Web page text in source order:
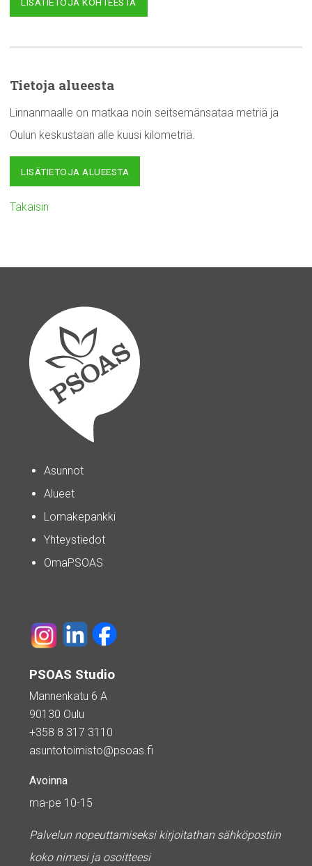
LISÄTIETOJA KOHTEESTA
Tietoja alueesta
Linnanmaalle on matkaa noin seitsemänsataa metriä ja
Oulun keskustaan alle kuusi kilometriä.
LISÄTIETOJA ALUEESTA
Takaisin
Asunnot
Alueet
Lomakepankki
Yhteystiedot
OmaPSOAS
PSOAS Studio
Mannenkatu 6 A
90130 Oulu
+358 8 317 3110
asuntotoimisto@psoas.fi
Avoinna
ma-pe 10-15
Palvelun nopeuttamiseksi kirjoitathan sähköpostiin
koko nimesi ja osoitteesi